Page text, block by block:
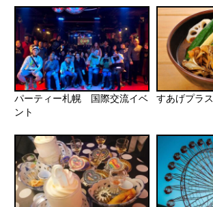
パーティー札幌 国際交流イベ
ント
すあげプラス